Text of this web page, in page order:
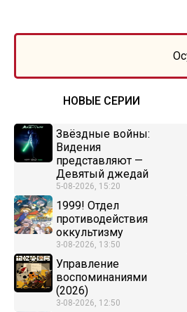
НОВЫЕ СЕРИИ
Звёздные войны:
Видения
представляют —
Девятый джедай
5-08-2026, 15:20
1999! Отдел
противодействия
оккультизму
3-08-2026, 13:50
Управление
воспоминаниями
(2026)
3-08-2026, 12:50